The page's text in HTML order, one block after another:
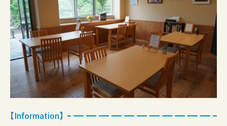
【Information】